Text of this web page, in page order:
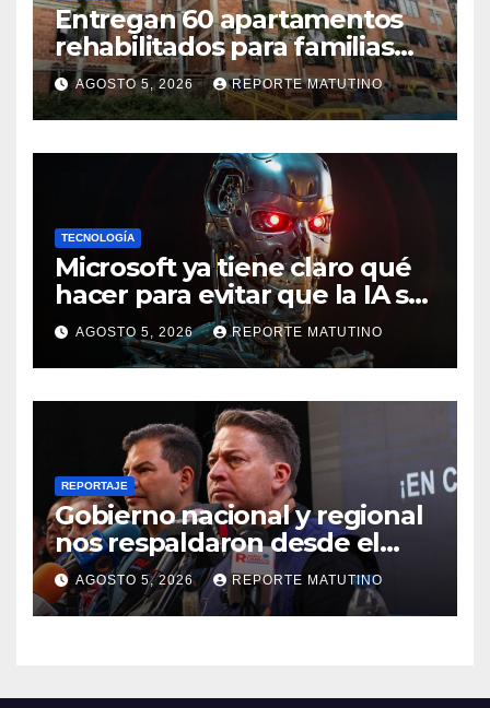
Entregan 60 apartamentos
rehabilitados para familias
del urbanismo Ana Victoria
en La Guaira
AGOSTO 5, 2026 REPORTE MATUTINO
TECNOLOGÍA
Microsoft ya tiene claro qué
hacer para evitar que la IA se
salga de control
AGOSTO 5, 2026 REPORTE MATUTINO
REPORTAJE
Gobierno nacional y regional
nos respaldaron desde el
primer momento tras
terremotos del 24J
AGOSTO 5, 2026 REPORTE MATUTINO